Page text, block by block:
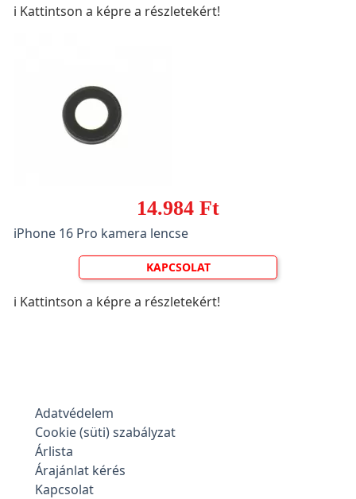
ℹ️ Kattintson a képre a részletekért!
14.984 Ft
iPhone 16 Pro kamera lencse
KAPCSOLAT
ℹ️ Kattintson a képre a részletekért!
Adatvédelem
Cookie (süti) szabályzat
Árlista
Árajánlat kérés
Kapcsolat